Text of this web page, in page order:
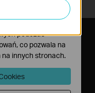
danych Unii Europejskiej
podczas
co pozwala na
innych stronach.